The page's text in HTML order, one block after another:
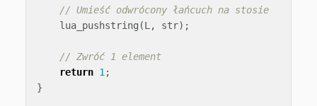
// Umieść odwrócony łańcuch na stosie
lua_pushstring (L , str);
// Zwróć 1 element
return 1 ;
}